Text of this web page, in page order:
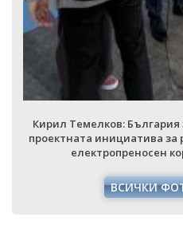
Кирил Темелков:
проектната инициатива за
електропреносен
ВСИЧКИ